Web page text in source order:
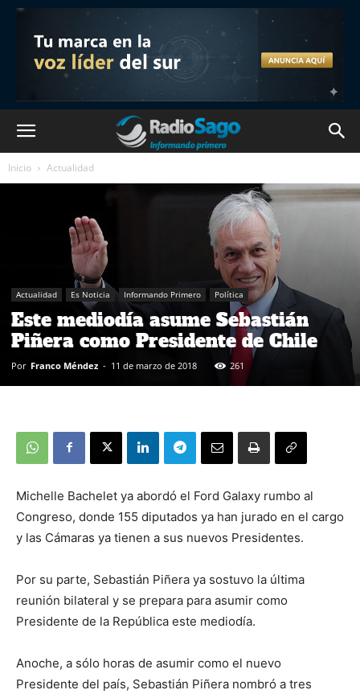
Inicio Actualidad
Actualidad Es Noticia Informando Primero Política
Este mediodía asume Sebastián
Piñera como Presidente de Chile
Por Franco Méndez - 11 de marzo de 2018 261
Michelle Bachelet ya abordó el Ford Galaxy rumbo al
Congreso, donde 155 diputados ya han jurado en el cargo
y las Cámaras ya tienen a sus nuevos Presidentes.
Por su parte, Sebastián Piñera ya sostuvo la última
reunión bilateral y se prepara para asumir como
Presidente de la República este mediodía.
Anoche, a sólo horas de asumir como el nuevo
Presidente del país, Sebastián Piñera nombró a tres